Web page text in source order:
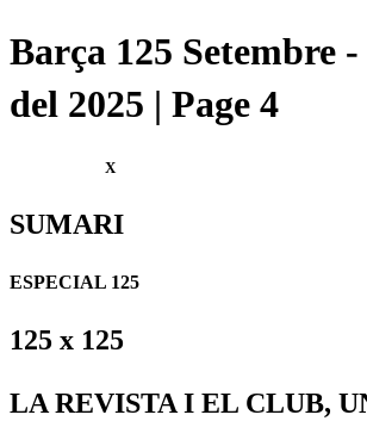
Barça 125 Setembre
del 2025 | Page 4
X
SUMARI
ESPECIAL 125
125 x 125
LA REVISTA I EL CLUB,